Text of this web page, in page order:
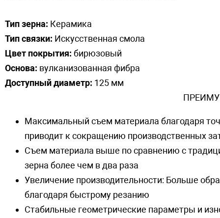
Тип зерна: Керамика
Тип связки: Искусственная смола
Цвет покрытия: бирюзовый
Основа: вулканизованная фибра
Доступный диаметр: 125 мм
Максимальный съем материала благодаря
приводит к сокращению производственных
Съем материала выше по сравнению с
зерна более чем в два раза
Увеличение производительности: Больше
благодаря быстрому резанию
Стабильные геометрические параметры и